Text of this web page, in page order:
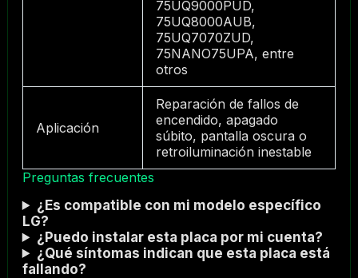
75UQ9000PUD,
75UQ8000AUB,
75UQ7070ZUD,
75NANO75UPA, entre
otros
Aplicación
Reparación de fallos de
encendido, apagado
súbito, pantalla oscura o
retroiluminación inestable
Preguntas frecuentes
¿Es compatible con mi modelo específico
LG?
¿Puedo instalar esta placa por mi cuenta?
¿Qué síntomas indican que esta placa está
fallando?